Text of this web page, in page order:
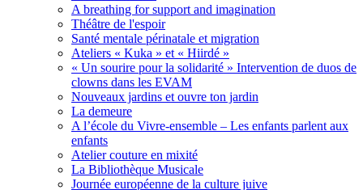
A breathing for support and imagination
Théâtre de l'espoir
Santé mentale périnatale et migration
Ateliers « Kuka » et « Hiirdé »
« Un sourire pour la solidarité » Intervention de duos de
clowns dans les EVAM
Nouveaux jardins et ouvre ton jardin
La demeure
A l’école du Vivre-ensemble – Les enfants parlent aux
enfants
Atelier couture en mixité
La Bibliothèque Musicale
Journée européenne de la culture juive